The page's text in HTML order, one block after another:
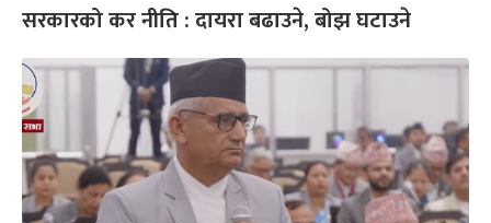
सरकारको कर नीति : दायरा बढाउने, बोझ घटाउने